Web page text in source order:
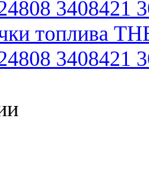
топлива
3408421